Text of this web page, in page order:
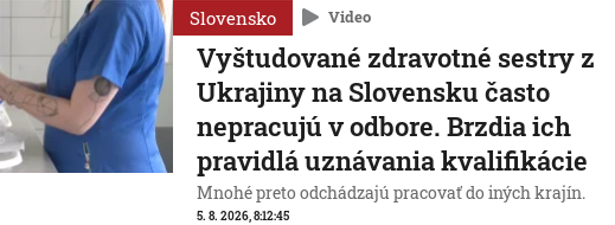
Slovensko Video
Vyštudované zdravotné sestry z
Ukrajiny na Slovensku často
nepracujú v odbore. Brzdia ich
pravidlá uznávania kvalifikácie
Mnohé preto odchádzajú pracovať do iných krajín.
5. 8. 2026, 8:12:45